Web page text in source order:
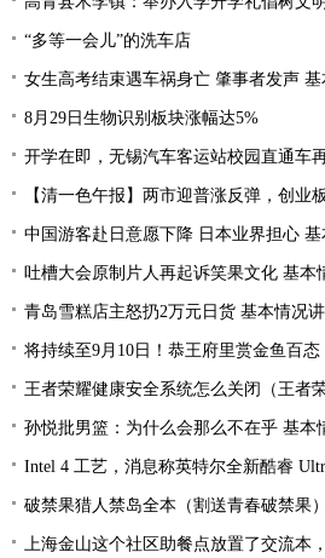
“多等一会儿”的洗车店
女生高考结束遇车祸身亡 肇事者发声
8月29日生物识别板块涨幅达5%
开学在即，无锡汽车客运站校园直通车
【清一色午报】两市迎普涨反弹，创业板半日涨
中国游客赴日意愿下降 日本业界担心
吐槽大会原制片人再起诉笑果文化 基本
青岛雪糕店主怒扔2万元日货 基本情况
将持续至9月10日！恭王府里赏金鱼百
王者荣耀健康安全系统怎么关闭（王者
孙悦批男篮：为什么会那么不在乎 基本
Intel 4 工艺，消息称英特尔全新酷睿
破禁果猎人禁岛全本（割送青春破禁果）
上海金山这个社区助餐点放置了交流本，